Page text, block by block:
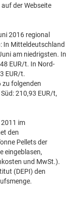
der Webseite
2016 regional
In Mitteldeutschland
am niedrigsten. In
EUR/t. In Nord-
EUR/t.
zu folgenden
210,93 EUR/t,
2011 im
den
Pellets der
eingeblasen,
und MwSt.).
(DEPI) den